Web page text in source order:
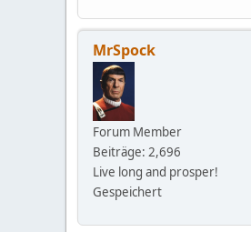
MrSpock
Forum Member
Beiträge: 2,696
Live long and prosper!
Gespeichert